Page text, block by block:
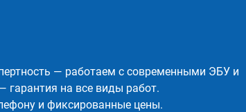
— работаем с современными ЭБУ и
гарантия на все виды работ.
и фиксированные цены.